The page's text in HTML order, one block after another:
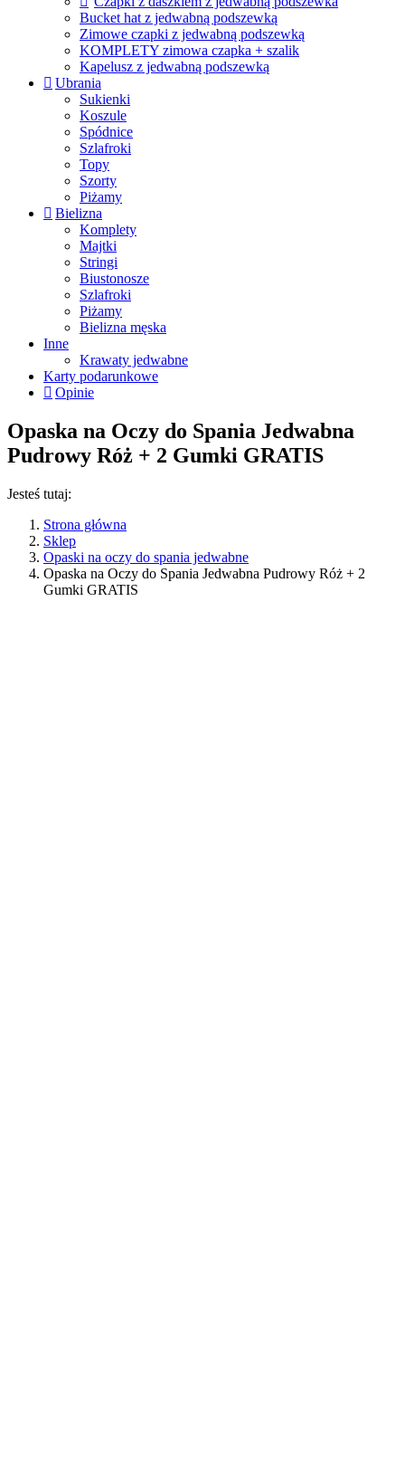
Bucket hat z jedwabną podszewką
Zimowe czapki z jedwabną podszewką
KOMPLETY zimowa czapka + szalik
Kapelusz z jedwabną podszewką
Ubrania
Sukienki
Koszule
Spódnice
Szlafroki
Topy
Szorty
Piżamy
Bielizna
Komplety
Majtki
Stringi
Biustonosze
Szlafroki
Piżamy
Bielizna męska
Inne
Krawaty jedwabne
Karty podarunkowe
Opinie
Opaska na Oczy do Spania Jedwabna
Pudrowy Róż + 2 Gumki GRATIS
Jesteś tutaj:
Strona główna
Sklep
Opaski na oczy do spania jedwabne
Opaska na Oczy do Spania Jedwabna Pudrowy Róż + 2
Gumki GRATIS